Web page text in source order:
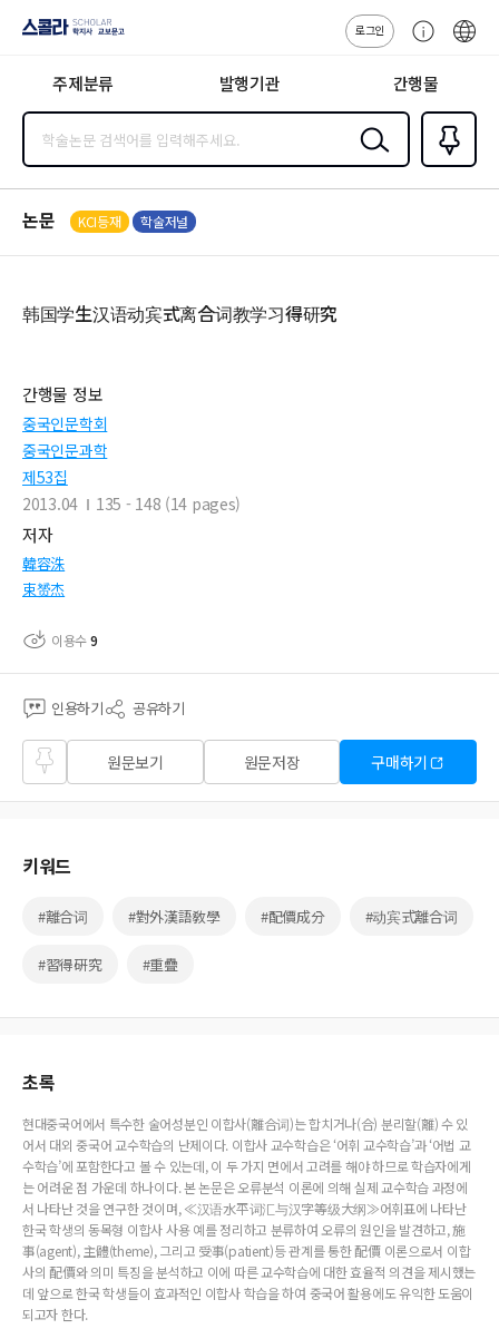
지사·교보문고
로그인
센
주제분류 발행기관 간행물
검색
즐겨찾
기0
논문 KCI등재 학술저널
韩国学生汉语动宾式离合词教学习得研究
간행물 정보
중국인문학회
중국인문과학
제53집
2013.04
135 - 148 (14 pages)
저자
韓容洙
束赟杰
이용수9
인용하기 공유하기
즐겨
찾기
원문보기 원문저장 구매하기
키워드
#離合词 #對外漢語敎學 #配價成分 #动宾式離合词
#習得硏究 #重疊
초록
현대중국어에서 특수한 술어성분인 이합사(離合词)는 합치거나(合) 분리할(離) 수 있
어서 대외 중국어 교수학습의 난제이다. 이합사 교수학습은 ‘어휘 교수학습’과 ‘어법 교
수학습’에 포함한다고 볼 수 있는데, 이 두 가지 면에서 고려를 해야 하므로 학습자에게
는 어려운 점 가운데 하나이다. 본 논문은 오류분석 이론에 의해 실제 교수학습 과정에
서 나타난 것을 연구한 것이며, ≪汉语水平词汇与汉字等级大纲≫어휘표에 나타난
한국 학생의 동목형 이합사 사용 예를 정리하고 분류하여 오류의 원인을 발견하고, 施
事(agent), 主體(theme), 그리고 受事(patient)등 관계를 통한 配價 이론으로서 이합
사의 配價와 의미 특징을 분석하고 이에 따른 교수학습에 대한 효율적 의견을 제시했는
데 앞으로 한국 학생들이 효과적인 이합사 학습을 하여 중국어 활용에도 유익한 도움이
되고자 한다.